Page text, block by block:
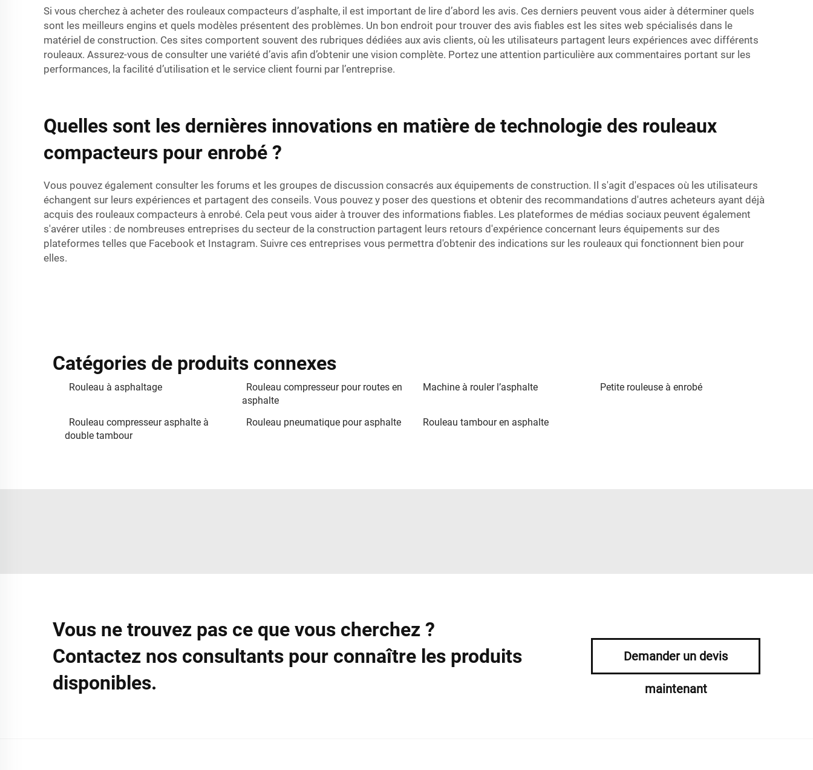
Si vous cherchez à acheter des rouleaux compacteurs d’asphalte, il est important de lire d’abord les avis. Ces derniers peuvent vous aider à déterminer quels
sont les meilleurs engins et quels modèles présentent des problèmes. Un bon endroit pour trouver des avis fiables est les sites web spécialisés dans le
matériel de construction. Ces sites comportent souvent des rubriques dédiées aux avis clients, où les utilisateurs partagent leurs expériences avec différents
rouleaux. Assurez-vous de consulter une variété d’avis afin d’obtenir une vision complète. Portez une attention particulière aux commentaires portant sur les
performances, la facilité d’utilisation et le service client fourni par l’entreprise.
Quelles sont les dernières innovations en matière de technologie des rouleaux
compacteurs pour enrobé ?
Vous pouvez également consulter les forums et les groupes de discussion consacrés aux équipements de construction. Il s'agit d'espaces où les utilisateurs
échangent sur leurs expériences et partagent des conseils. Vous pouvez y poser des questions et obtenir des recommandations d'autres acheteurs ayant déjà
acquis des rouleaux compacteurs à enrobé. Cela peut vous aider à trouver des informations fiables. Les plateformes de médias sociaux peuvent également
s'avérer utiles : de nombreuses entreprises du secteur de la construction partagent leurs retours d'expérience concernant leurs équipements sur des
plateformes telles que Facebook et Instagram. Suivre ces entreprises vous permettra d'obtenir des indications sur les rouleaux qui fonctionnent bien pour
elles.
Catégories de produits connexes
Rouleau à asphaltage
Rouleau compresseur pour routes en
asphalte
Machine à rouler l’asphalte Petite rouleuse à enrobé
Rouleau compresseur asphalte à
double tambour
Rouleau pneumatique pour asphalte Rouleau tambour en asphalte
Vous ne trouvez pas ce que vous cherchez ?
Contactez nos consultants pour connaître les produits
disponibles.
Demander un devis
maintenant